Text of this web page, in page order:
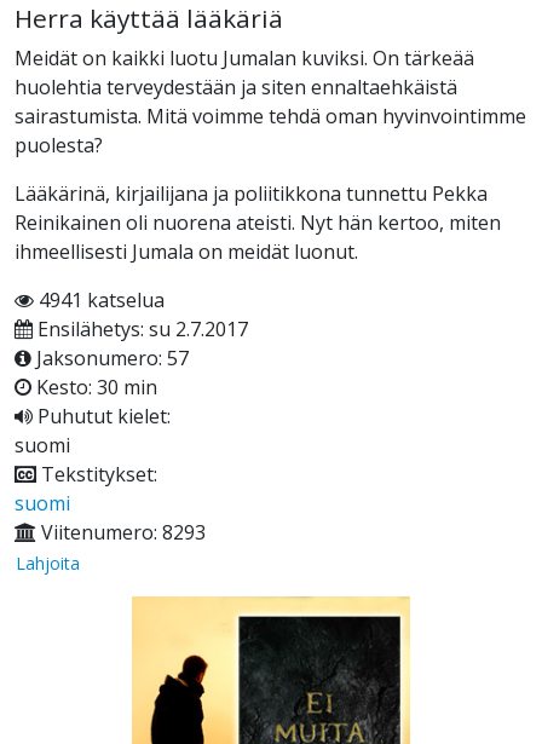
Herra käyttää lääkäriä
Meidät on kaikki luotu Jumalan kuviksi. On tärkeää
huolehtia terveydestään ja siten ennaltaehkäistä
sairastumista. Mitä voimme tehdä oman hyvinvointimme
puolesta?
Lääkärinä, kirjailijana ja poliitikkona tunnettu Pekka
Reinikainen oli nuorena ateisti. Nyt hän kertoo, miten
ihmeellisesti Jumala on meidät luonut.
4941 katselua
Ensilähetys: su 2.7.2017
Jaksonumero: 57
Kesto: 30 min
Puhutut kielet:
suomi
Tekstitykset:
suomi
Viitenumero: 8293
Lahjoita